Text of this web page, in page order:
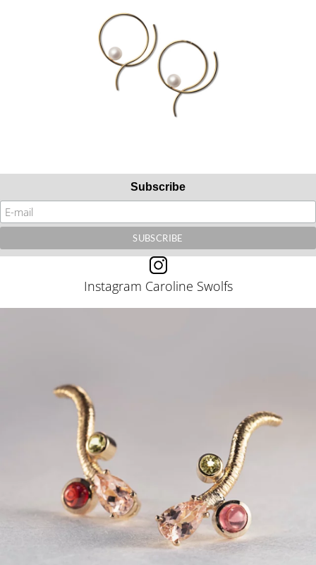
Subscribe
Instagram Caroline Swolfs